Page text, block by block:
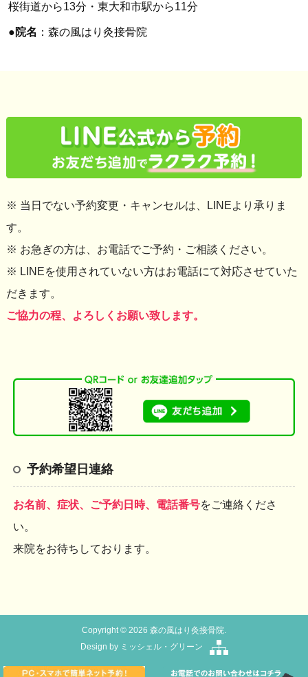
桜街道から13分・東大和市駅から11分
●院名 ：森の風はり灸接骨院
※ 当日でない予約変更・キャンセルは、LINEより承りま
す。
※ お急ぎの方は、お電話でご予約・ご相談ください。
※ LINEを使用されていない方はお電話にて対応させていた
だきます。
ご協力の程、よろしくお願い致します。
予約希望日連絡
お名前、症状、ご予約日時、電話番号をご連絡くださ
い。
来院をお待ちしております。
Copyright © 2026 森の風はり灸接骨院.
Design by ミッシェル・グリーン